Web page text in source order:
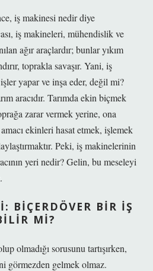
iş makinesi nedir diye
iş makineleri, mühendislik ve
ağır araçlardır; bunlar yıkım
toprakla savaşır. Yani, iş
yapar ve inşa eder, değil mi?
aracıdır. Tarımda ekin biçmek
zarar vermek yerine, ona
ekinleri hasat etmek, işlemek
Peki, iş makinelerinin
yeri nedir? Gelin, bu meseleyi
BIÇERDÖVER BIR İŞ
MI?
olmadığı sorusunu tartışırken,
görmezden gelmek olmaz.